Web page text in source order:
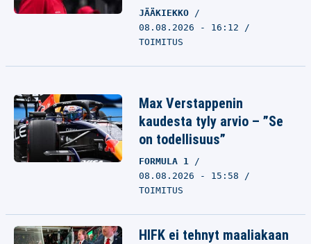
JÄÄKIEKKO
08.08.2026 - 16:12
TOIMITUS
Max Verstappenin
kaudesta tyly arvio – ”Se
on todellisuus”
FORMULA 1
08.08.2026 - 15:58
TOIMITUS
HIFK ei tehnyt maaliakaan